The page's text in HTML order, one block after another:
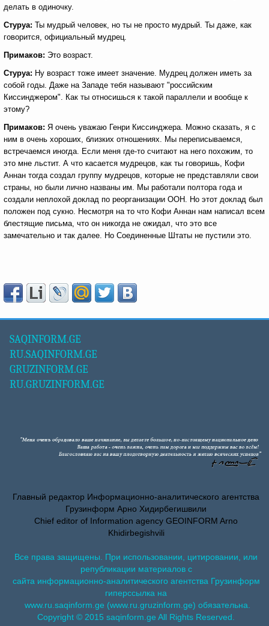
делать в одиночку.
Стуруа: Ты мудрый человек, но ты не просто мудрый. Ты даже, как
говорится, официальный мудрец.
Примаков: Это возраст.
Стуруа: Ну возраст тоже имеет значение. Мудрец должен иметь за
собой годы. Даже на Западе тебя называют "российским
Киссинджером". Как ты относишься к такой параллели и вообще к
этому?
Примаков: Я очень уважаю Генри Киссинджера. Можно сказать, я с
ним в очень хороших, близких отношениях. Мы переписываемся,
встречаемся иногда. Если меня где-то считают на него похожим, то
это мне льстит. А что касается мудрецов, как ты говоришь, Кофи
Аннан тогда создал группу мудрецов, которые не представляли свои
страны, но были лично названы им. Мы работали полтора года и
создали неплохой доклад по реорганизации ООН. Но этот доклад был
положен под сукно. Несмотря на то что Кофи Аннан нам написал всем
блестящие письма, что он никогда не ожидал, что это все
замечательно и так далее. Но Соединенные Штаты не пустили это.
SAQINFORM.GE
RU.SAQINFORM.GE
GRUZINFORM.GE
RU.GRUZINFORM.GE
Главный редактор Информационно-аналитического агентства
Грузинформ Арно Хидирбегишвили
Chief editor of Information agency GEOINFORM Arno
Khidirbegishvili
Все права защищены. При использовании, цитировании, или
републикации материалов с
сайта информационно-аналитического агентства Грузинформ
гиперссылка на
www.ru.saqinform.ge (www.ru.gruzinform.ge) обязательна.
Copyright © 2015 saqinform.ge All Rights Reserved.